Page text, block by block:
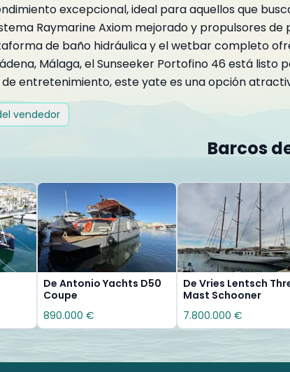
excepcional, ideal para aquellos que
Raymarine Axiom mejorado y propulsores
de baño hidráulica y el wetbar completo
Málaga, el Sunseeker Portofino 46 está
entretenimiento, este yate es una opción
vendedor
Barcos
De Antonio Yachts D50
Coupe
890.000 €
De Vries Lentsch
Mast Schooner
7.800.000 €